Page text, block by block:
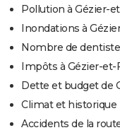
Pollution à Gézier-
Inondations à
Nombre de
Impôts à Gézier-et-
Dette et budget de
Climat et historique
Accidents de la